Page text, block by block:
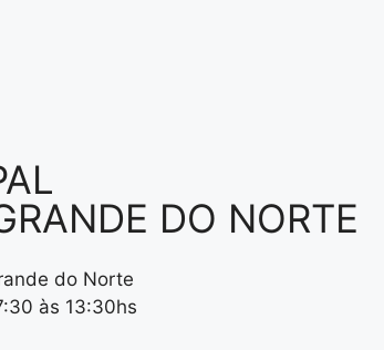
DO NORTE
do Norte
às 13:30hs